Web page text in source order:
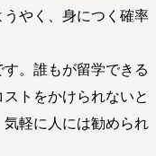
やく、身につく確率
。誰もが留学できる
トをかけられないと
軽に人には勧められ